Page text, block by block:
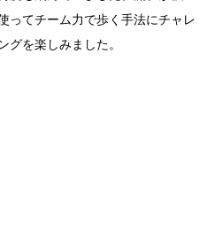
ってチーム力で歩く手法にチャレ
グを楽しみました。